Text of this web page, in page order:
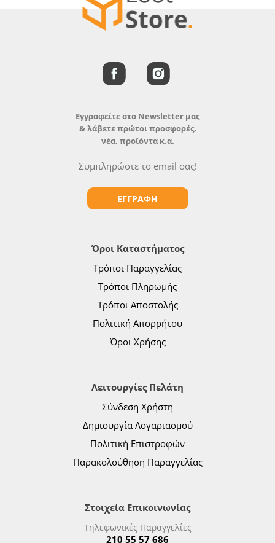
Όροι Καταστήματος
Τρόποι Παραγγελίας
Τρόποι Πληρωμής
Τρόποι Αποστολής
Πολιτική Απορρήτου
Όροι Χρήσης
Λειτουργίες Πελάτη
Σύνδεση Χρήστη
Δημιουργία Λογαριασμού
Πολιτική Επιστροφών
Παρακολούθηση Παραγγελίας
Στοιχεία Επικοινωνίας
Τηλεφωνικές Παραγγελίες
210 55 57 686
Εγγραφείτε στο Newsletter μας
& λάβετε πρώτοι προσφορές,
νέα, προϊόντα κ.α.
ΕΓΓΡΑΦΗ